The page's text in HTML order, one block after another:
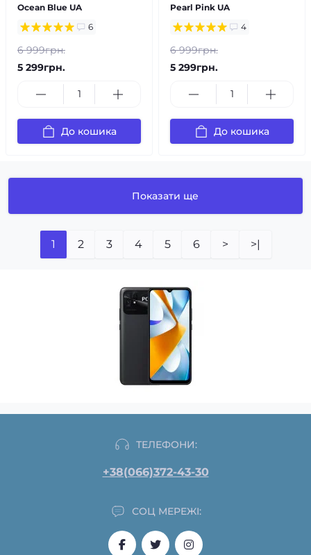
Ocean Blue UA
6
6 999грн.
5 299грн.
До кошика
Pearl Pink UA
4
6 999грн.
5 299грн.
До кошика
Показати ще
1 2 3 4 5 6 > >|
ТЕЛЕФОНИ:
+38(066)372-43-30
СОЦ МЕРЕЖІ: